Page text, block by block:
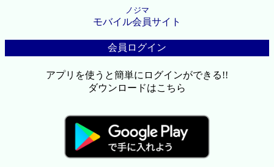
ノジマ
モバイル会員サイト
会員ログイン
アプリを使うと簡単にログインができる!!
ダウンロードはこちら